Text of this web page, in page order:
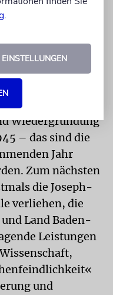
Mitglieder bei
sagt Traub. Auch
hat die
Stärke von 15
Wiedergründung
– das sind die
Jahr
Zum nächsten
die Joseph-
verliehen, die
Land Baden-
Leistungen
und
.
EINSTELLUNGEN